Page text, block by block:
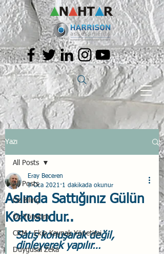
Yazı
All Posts
Öz Bilinç
Öz Yönetim
CRM - Ekip Kaynak Yönetimi
Duygusal Zeka
All Posts
Aslında Sattığınız Gülün
Kokusudur..
Eray Beceren
9 Oca 2021 1 dakikada okunur
Satış konuşarak değil,
dinleyerek yapılır…